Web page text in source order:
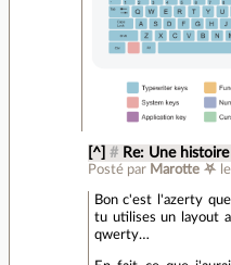
[^] # Re: Une
Posté par Marotte ⛧
Bon c'est l'azerty
tu utilises un layout
qwerty…